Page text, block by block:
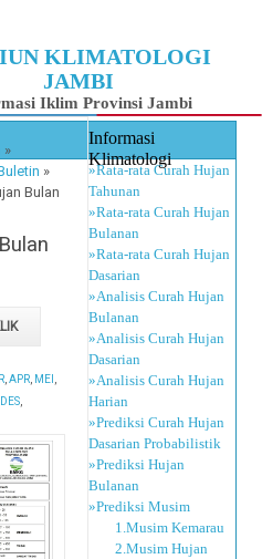
KLIMATOLOGI
JAMBI
Iklim Provinsi Jambi
»
»
Bulan
, APR, MEI
DES
Informasi
Klimatologi
»Rata-rata Curah Hujan
Tahunan
»Rata-rata Curah Hujan
Bulanan
»Rata-rata Curah Hujan
Dasarian
»Analisis Curah Hujan
Bulanan
»Analisis Curah Hujan
Dasarian
»Analisis Curah Hujan
Harian
»Prediksi Curah Hujan
Dasarian Probabilistik
»Prediksi Hujan
Bulanan
»Prediksi Musim
1.Musim Kemarau
2.Musim Hujan